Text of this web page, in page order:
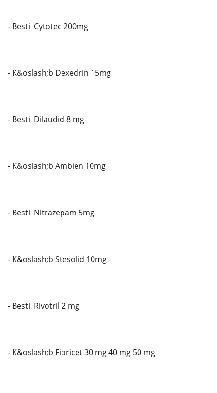
- Bestil Cytotec 200mg
- K&oslash;b Dexedrin 15mg
- Bestil Dilaudid 8 mg
- K&oslash;b Ambien 10mg
- Bestil Nitrazepam 5mg
- K&oslash;b Stesolid 10mg
- Bestil Rivotril 2 mg
- K&oslash;b Fioricet 30 mg 40 mg 50 mg